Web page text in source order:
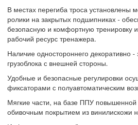
В местах перегиба троса установлены
ролики на закрытых подшипниках -
безопасную и комфортную тренировку
рабочий ресурс тренажера.
Наличие одностороннего декоративно -
грузоблока с внешней стороны.
Удобные и безопасные регулировки
фиксаторами с полуавтоматическим
Мягкие части, на базе ППУ повышенной
обивочным покрытием из винилискожи